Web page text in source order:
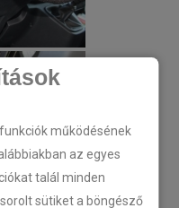
működésének
az egyes
talál minden
sütiket a böngésző